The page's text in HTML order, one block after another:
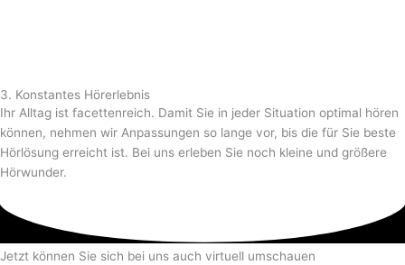
3. Konstantes Hörerlebnis
Ihr Alltag ist facettenreich. Damit Sie in jeder Situation optimal hören
können, nehmen wir Anpassungen so lange vor, bis die für Sie beste
Hörlösung erreicht ist. Bei uns erleben Sie noch kleine und größere
Hörwunder.
Jetzt können Sie sich bei uns auch virtuell umschauen